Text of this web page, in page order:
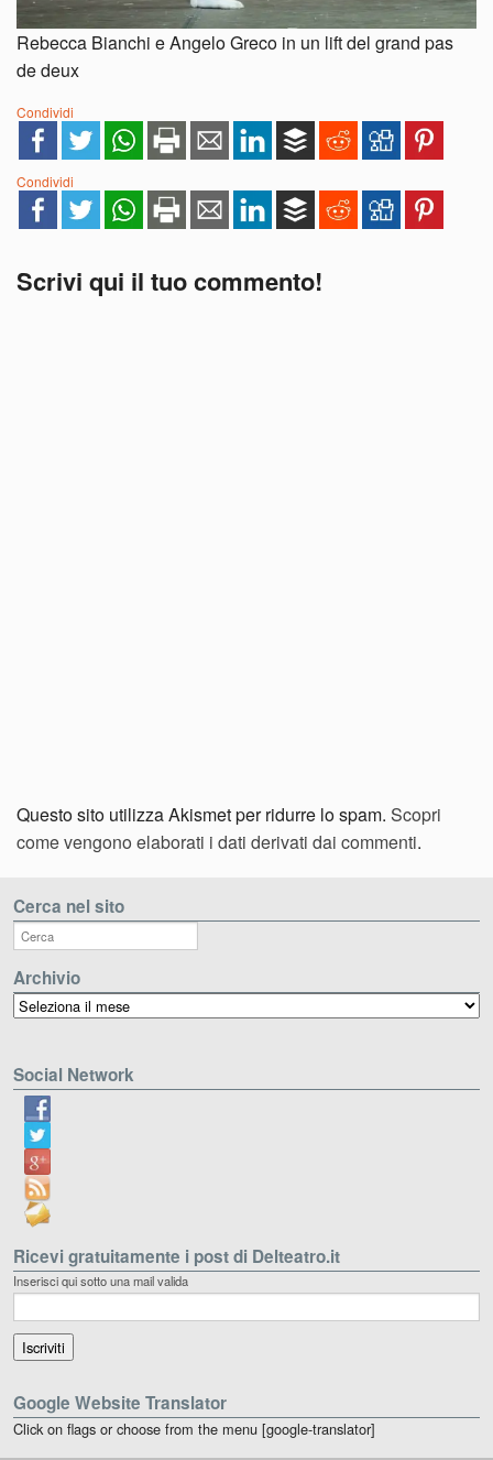
Rebecca Bianchi e Angelo Greco in un lift del grand pas
de deux
Condividi
Condividi
Scrivi qui il tuo commento!
Questo sito utilizza Akismet per ridurre lo spam. Scopri
come vengono elaborati i dati derivati dai commenti.
Cerca nel sito
Archivio
Archivio
Social Network
Ricevi gratuitamente i post di Delteatro.it
Inserisci qui sotto una mail valida
Google Website Translator
Click on flags or choose from the menu [google-translator]